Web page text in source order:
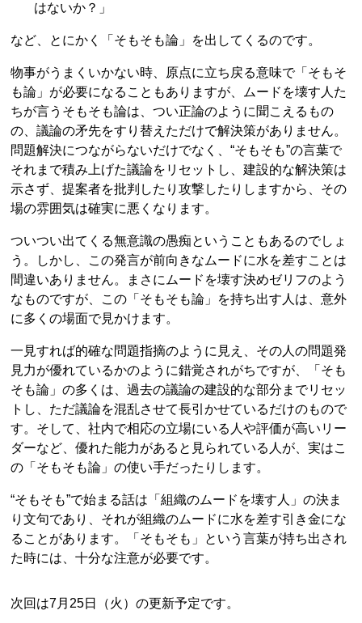
はないか？」
など、とにかく「そもそも論」を出してくるのです。
物事がうまくいかない時、原点に立ち戻る意味で「そもそ
も論」が必要になることもありますが、ムードを壊す人た
ちが言うそもそも論は、つい正論のように聞こえるもの
の、議論の矛先をすり替えただけで解決策がありません。
問題解決につながらないだけでなく、“そもそも”の言葉で
それまで積み上げた議論をリセットし、建設的な解決策は
示さず、提案者を批判したり攻撃したりしますから、その
場の雰囲気は確実に悪くなります。
ついつい出てくる無意識の愚痴ということもあるのでしょ
う。しかし、この発言が前向きなムードに水を差すことは
間違いありません。まさにムードを壊す決めゼリフのよう
なものですが、この「そもそも論」を持ち出す人は、意外
に多くの場面で見かけます。
一見すれば的確な問題指摘のように見え、その人の問題発
見力が優れているかのように錯覚されがちですが、「そも
そも論」の多くは、過去の議論の建設的な部分までリセッ
トし、ただ議論を混乱させて長引かせているだけのもので
す。そして、社内で相応の立場にいる人や評価が高いリー
ダーなど、優れた能力があると見られている人が、実はこ
の「そもそも論」の使い手だったりします。
“そもそも”で始まる話は「組織のムードを壊す人」の決ま
り文句であり、それが組織のムードに水を差す引き金にな
ることがあります。「そもそも」という言葉が持ち出され
た時には、十分な注意が必要です。
次回は7月25日（火）の更新予定です。